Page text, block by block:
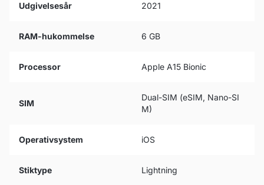
Udgivelsesår 2021
RAM-hukommelse 6 GB
Processor Apple A15 Bionic
SIM
Dual-SIM (eSIM, Nano-SI
M)
Operativsystem iOS
Stiktype Lightning